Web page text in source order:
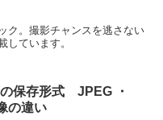
ク。撮影チャンスを逃さない
しています。
保存形式 JPEG ・
の違い